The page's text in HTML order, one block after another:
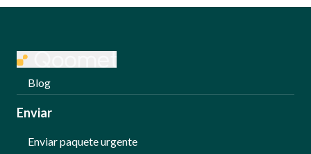
Blog
Enviar
Enviar paquete urgente